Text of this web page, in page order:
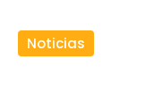
Noticias